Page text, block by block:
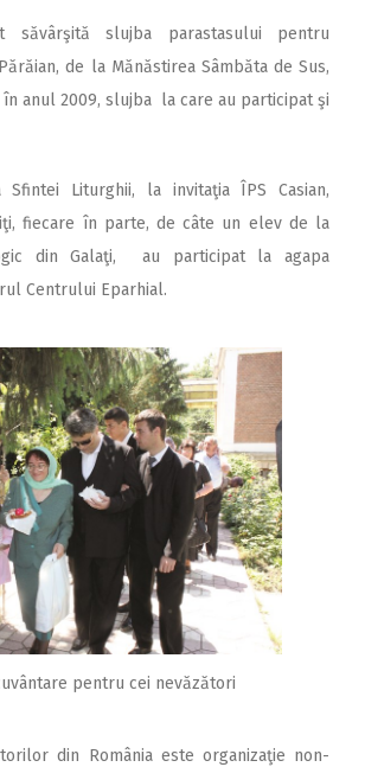
slujba parastasului pentru
de la Mănăstirea Sâmbăta de Sus,
anul 2009, slujba la care au participat şi
Sfintei Liturghii, la invitaţia ÎPS Casian,
fiecare în parte, de câte un elev de la
din Galaţi, au participat la agapa
Centrului Eparhial.
pentru cei nevăzători
din România este organizaţie non-